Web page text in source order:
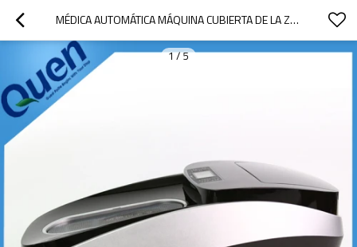
MÉDICA AUTOMÁTICA MÁQUINA CUBIERTA DE LA ZAPATA
1/5